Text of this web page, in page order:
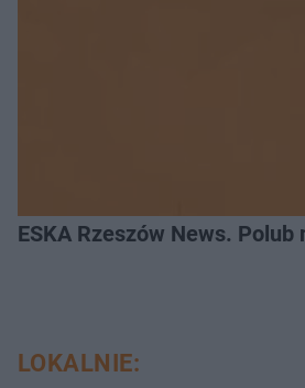
ESKA Rzeszów News. Polub
LOKALNIE: